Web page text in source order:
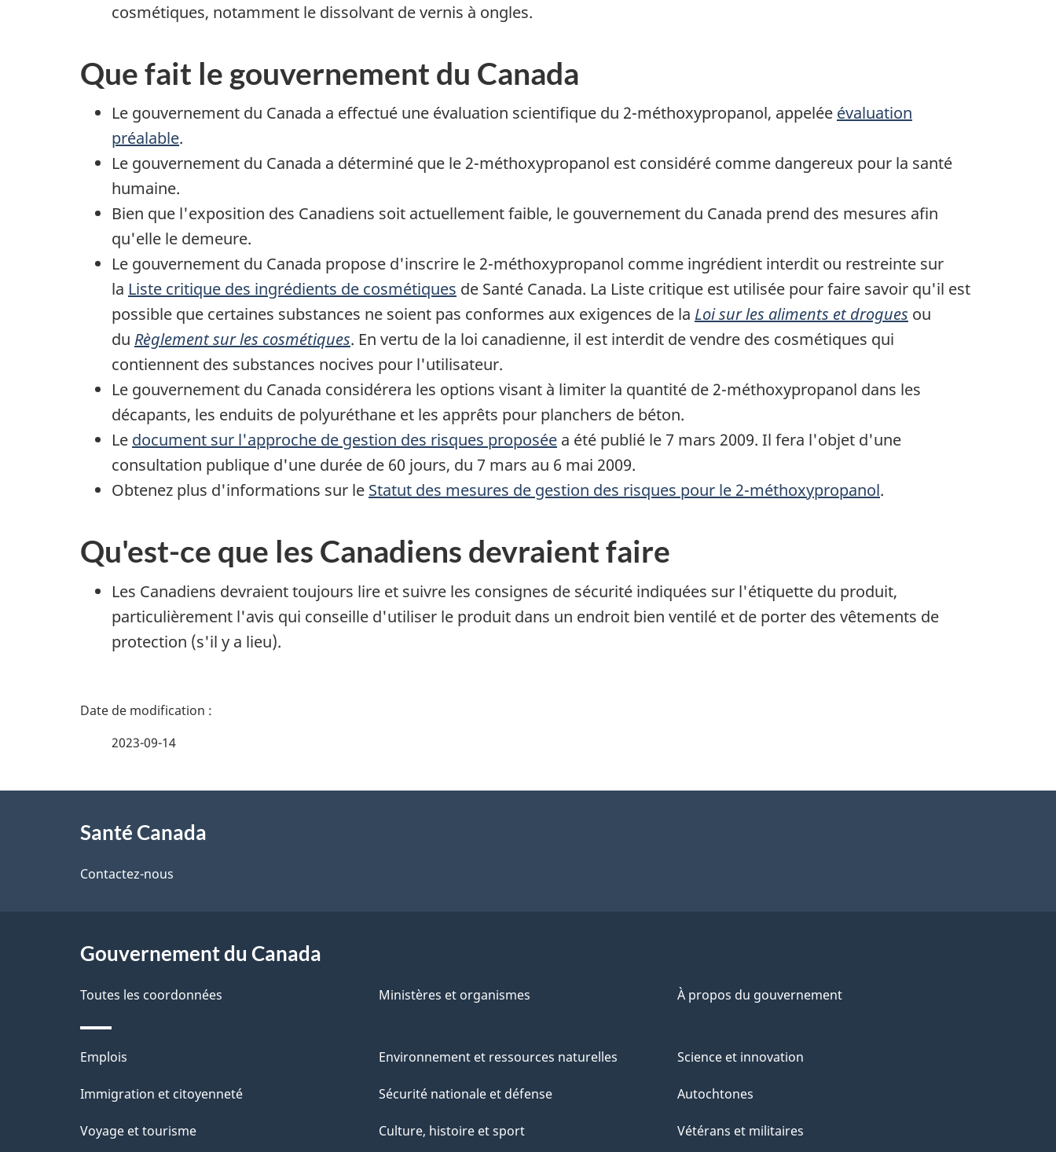
cosmétiques, notamment le dissolvant de vernis à ongles.
Que fait le gouvernement du Canada
Le gouvernement du Canada a effectué une évaluation scientifique du 2-méthoxypropanol, appelée évaluation
préalable.
Le gouvernement du Canada a déterminé que le 2-méthoxypropanol est considéré comme dangereux pour la santé
humaine.
Bien que l'exposition des Canadiens soit actuellement faible, le gouvernement du Canada prend des mesures afin
qu'elle le demeure.
Le gouvernement du Canada propose d'inscrire le 2-méthoxypropanol comme ingrédient interdit ou restreinte sur
la Liste critique des ingrédients de cosmétiques de Santé Canada. La Liste critique est utilisée pour faire savoir qu'il est
possible que certaines substances ne soient pas conformes aux exigences de la Loi sur les aliments et drogues ou
du Règlement sur les cosmétiques. En vertu de la loi canadienne, il est interdit de vendre des cosmétiques qui
contiennent des substances nocives pour l'utilisateur.
Le gouvernement du Canada considérera les options visant à limiter la quantité de 2-méthoxypropanol dans les
décapants, les enduits de polyuréthane et les apprêts pour planchers de béton.
Le document sur l'approche de gestion des risques proposée a été publié le 7 mars 2009. Il fera l'objet d'une
consultation publique d'une durée de 60 jours, du 7 mars au 6 mai 2009.
Obtenez plus d'informations sur le Statut des mesures de gestion des risques pour le 2-méthoxypropanol.
Qu'est-ce que les Canadiens devraient faire
Les Canadiens devraient toujours lire et suivre les consignes de sécurité indiquées sur l'étiquette du produit,
particulièrement l'avis qui conseille d'utiliser le produit dans un endroit bien ventilé et de porter des vêtements de
protection (s'il y a lieu).
D
a
d
e
l
2023-09-14
proposSanté Canada
Contactez-nous
Gouvernement du Canada
Toutes les coordonnées Ministères et organismes À propos du gouvernement
Thèmes
et
Emplois
Immigration et citoyenneté
Voyage et tourisme
Environnement et ressources naturelles
Sécurité nationale et défense
Culture, histoire et sport
Science et innovation
Autochtones
Vétérans et militaires